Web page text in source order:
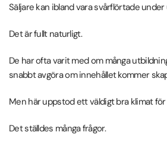
Säljare kan ibland vara svårflörtade
Det är fullt naturligt.
De har ofta varit med om många
snabbt avgöra om innehållet kommer
Men här uppstod ett väldigt bra klimat
Det ställdes många frågor.